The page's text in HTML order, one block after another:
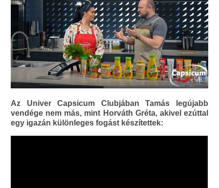
Az Univer Capsicum Clubjában Tamás legújabb
vendége nem más, mint Horváth Gréta, akivel ezúttal
egy igazán különleges fogást készítettek: